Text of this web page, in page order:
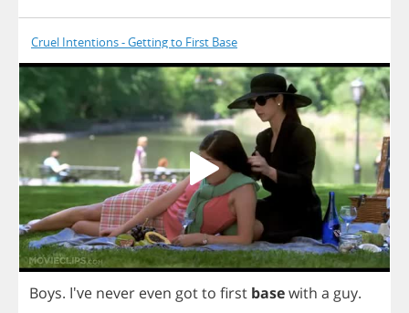
Cruel Intentions - Getting to First Base
Boys. I've never even gotto first basewith a guy.